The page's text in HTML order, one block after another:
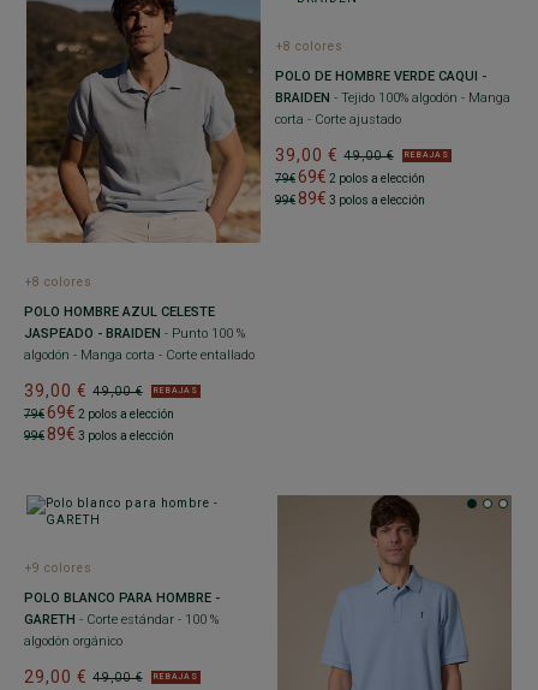
+8 colores
POLO HOMBRE AZUL CELESTE
JASPEADO - BRAIDEN - Punto 100 %
algodón - Manga corta - Corte entallado
49,00 €
39,00 € REBAJAS
79€69€ 2 polos a elección
99€ 89€ 3 polos a elección
+8 colores
POLO DE HOMBRE VERDE CAQUI -
BRAIDEN - Tejido 100% algodón - Manga
corta - Corte ajustado
49,00 €
39,00 € REBAJAS
79€69€ 2 polos a elección
99€ 89€ 3 polos a elección
+9 colores
POLO BLANCO PARA HOMBRE -
GARETH - Corte estándar - 100 %
algodón orgánico
49,00 €
29,00 € REBAJAS